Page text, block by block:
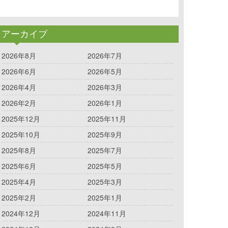
アーカイブ
2026年8月
2026年7月
2026年6月
2026年5月
2026年4月
2026年3月
2026年2月
2026年1月
2025年12月
2025年11月
2025年10月
2025年9月
2025年8月
2025年7月
2025年6月
2025年5月
2025年4月
2025年3月
2025年2月
2025年1月
2024年12月
2024年11月